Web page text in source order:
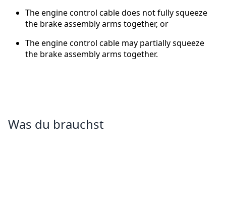
The engine control cable does not fully squeeze
the brake assembly arms together, or
The engine control cable may partially squeeze
the brake assembly arms together.
Was du brauchst